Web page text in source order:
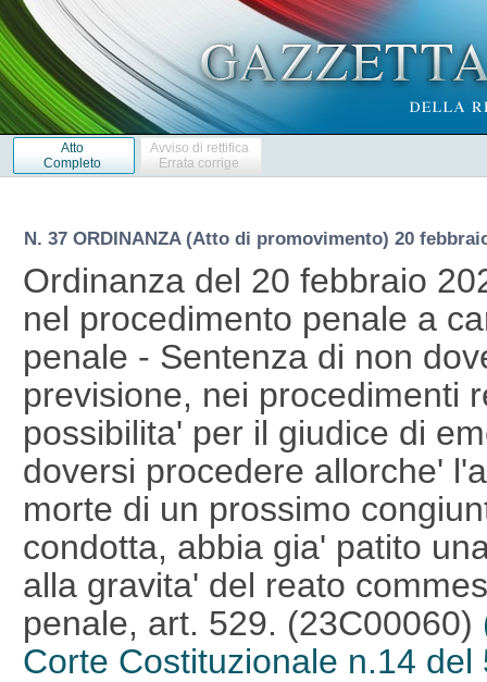
Atto
Completo
Avviso di rettifica
Errata corrige
N. 37 ORDINANZA (Atto di promovimento) 20
Ordinanza del 20 febbraio
nel procedimento penale a
penale - Sentenza di non
previsione, nei procedimenti
possibilita' per il giudice di
doversi procedere allorche'
morte di un prossimo
condotta, abbia gia' patito
alla gravita' del reato
penale, art. 529. (23C00060)
Corte Costituzionale n.14 del